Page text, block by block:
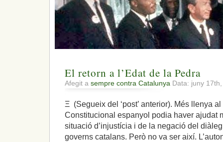
El retorn a l’Edat de la Pedra
Afegit a sempre contra Catalunya Data: juny
Ξ (Segueix del ‘post’ anterior). Més llenya
Constitucional espanyol podia haver ajudat
situació d’injustícia i de la negació del
governs catalans. Però no va ser així.